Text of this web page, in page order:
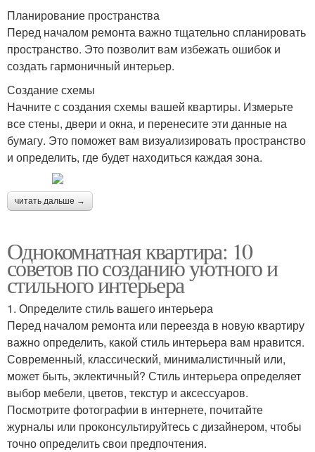
Планирование пространства
Перед началом ремонта важно тщательно спланировать
пространство. Это позволит вам избежать ошибок и
создать гармоничный интерьер.
Создание схемы
Начните с создания схемы вашей квартиры. Измерьте
все стены, двери и окна, и перенесите эти данные на
бумагу. Это поможет вам визуализировать пространство
и определить, где будет находиться каждая зона.
читать дальше →
Однокомнатная квартира: 10
советов по созданию уютного и
стильного интерьера
1. Определите стиль вашего интерьера
Перед началом ремонта или переезда в новую квартиру
важно определить, какой стиль интерьера вам нравится.
Современный, классический, минималистичный или,
может быть, эклектичный? Стиль интерьера определяет
выбор мебели, цветов, текстур и аксессуаров.
Посмотрите фотографии в интернете, почитайте
журналы или проконсультируйтесь с дизайнером, чтобы
точно определить свои предпочтения.